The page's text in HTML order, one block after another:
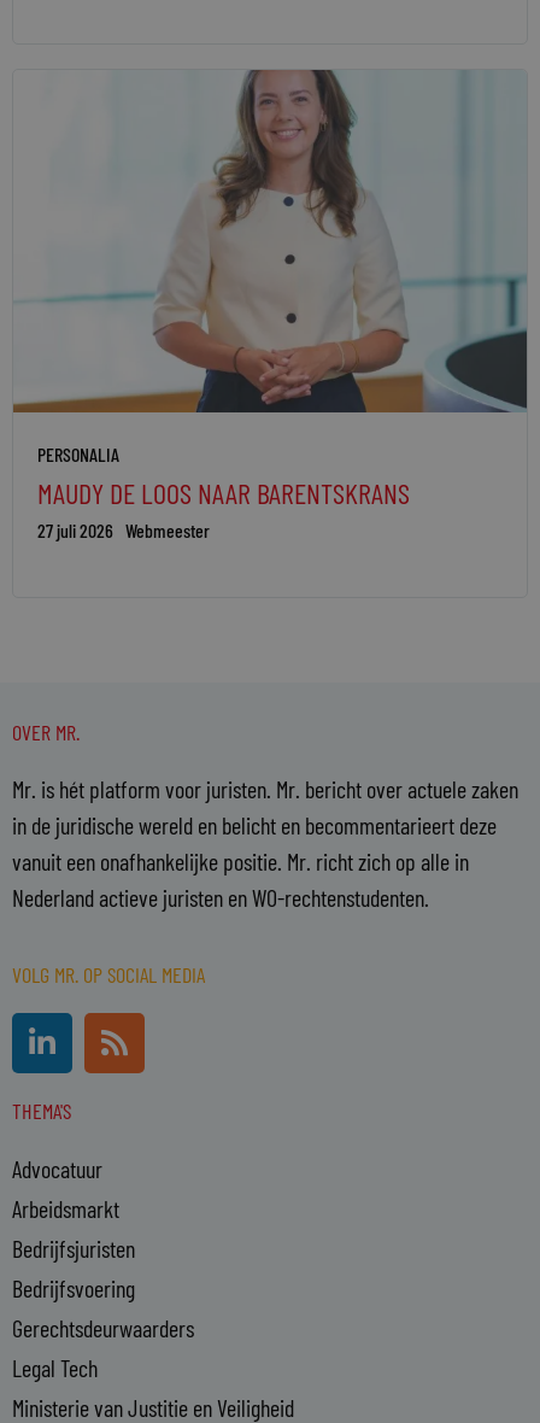
PERSONALIA
MAUDY DE LOOS NAAR BARENTSKRANS
27 juli 2026 Webmeester
OVER MR.
Mr. is hét platform voor juristen. Mr. bericht over actuele zaken
in de juridische wereld en belicht en becommentarieert deze
vanuit een onafhankelijke positie. Mr. richt zich op alle in
Nederland actieve juristen en WO-rechtenstudenten.
VOLG MR. OP SOCIAL MEDIA
L
i
n
k
d
i
n
-
i
n
R
s
s
THEMA'S
Advocatuur
Arbeidsmarkt
Bedrijfsjuristen
Bedrijfsvoering
Gerechtsdeurwaarders
Legal Tech
Ministerie van Justitie en Veiligheid